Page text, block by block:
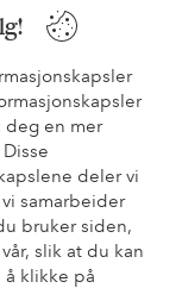
deg en mer
deler vi
samarbeider
bruker siden,
slik at du kan
å klikke på
vår FAQ. Du finner
oss.